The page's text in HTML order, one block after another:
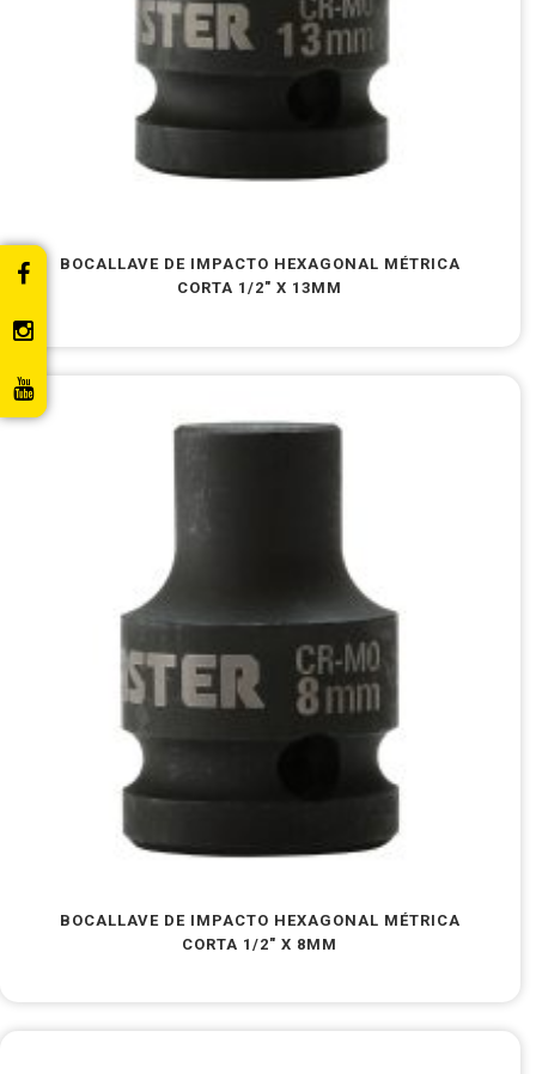
BOCALLAVE DE IMPACTO HEXAGONAL MÉTRICA
CORTA 1/2″ X 13MM
BOCALLAVE DE IMPACTO HEXAGONAL MÉTRICA
CORTA 1/2″ X 8MM